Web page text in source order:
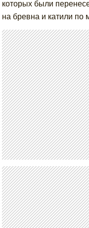
которых были
на бревна и катили по